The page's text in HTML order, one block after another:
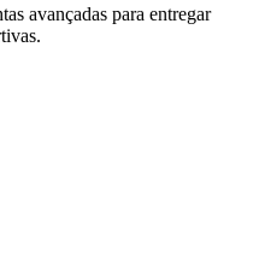
avançadas para entregar